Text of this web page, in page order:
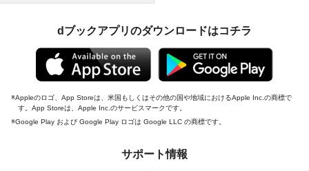
dブックアプリのダウンロードはコチラ
Appleのロゴ、App Storeは、米国もしくはその他の国や地域におけるApple Inc.の商標で
す。App Storeは、Apple Inc.のサービスマークです。
Google Play および Google Play ロゴは Google LLC の商標です。
サポート情報